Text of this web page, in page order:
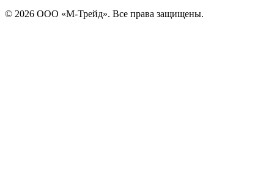
© 2026 ООО «М-Трейд». Все права защищены.